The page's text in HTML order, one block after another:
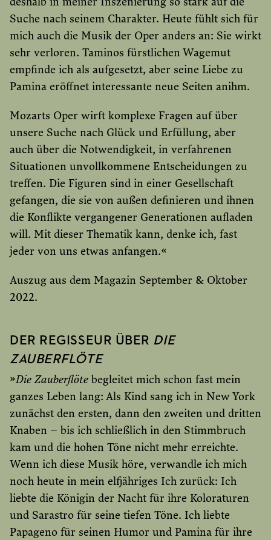
Suche nach seinem Charakter. Heute fühlt sich für
mich auch die Musik der Oper anders an: Sie wirkt
sehr verloren. Taminos fürstlichen Wagemut
empfinde ich als aufgesetzt, aber seine Liebe zu
Pamina eröffnet interessante neue Seiten anihm.
Mozarts Oper wirft komplexe Fragen auf über
unsere Suche nach Glück und Erfüllung, aber
auch über die Notwendigkeit, in verfahrenen
Situationen unvollkommene Entscheidungen zu
treffen. Die Figuren sind in einer Gesellschaft
gefangen, die sie von außen definieren und ihnen
die Konflikte vergangener Generationen aufladen
will. Mit dieser Thematik kann, denke ich, fast
jeder von uns etwas anfangen.«
Auszug aus dem Magazin September & Oktober
2022.
DER REGISSEUR ÜBER DIE
ZAUBERFLÖTE
»Die Zauberflöte begleitet mich schon fast mein
ganzes Leben lang: Als Kind sang ich in New York
zunächst den ersten, dann den zweiten und dritten
Knaben – bis ich schließlich in den Stimmbruch
kam und die hohen Töne nicht mehr erreichte.
Wenn ich diese Musik höre, verwandle ich mich
noch heute in mein elfjähriges Ich zurück: Ich
liebte die Königin der Nacht für ihre Koloraturen
und Sarastro für seine tiefen Töne. Ich liebte
Papageno für seinen Humor und Pamina für ihre